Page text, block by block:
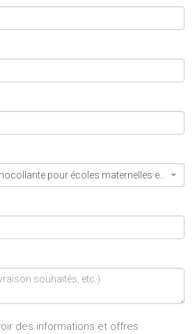
des informations et offres